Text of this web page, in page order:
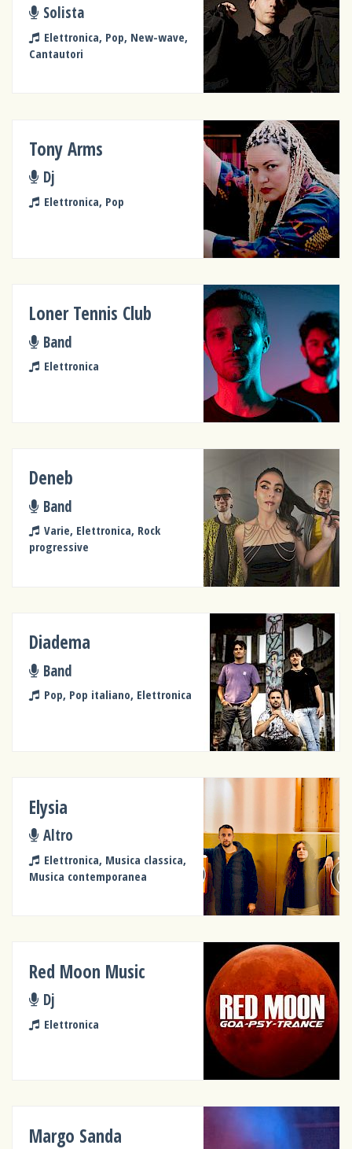
Solista
Elettronica, Pop, New-wave,
Cantautori
Tony Arms
Dj
Elettronica, Pop
Loner Tennis Club
Band
Elettronica
Deneb
Band
Varie, Elettronica, Rock
progressive
Diadema
Band
Pop, Pop italiano, Elettronica
Elysia
Altro
Elettronica, Musica classica,
Musica contemporanea
Red Moon Music
Dj
Elettronica
Margo Sanda